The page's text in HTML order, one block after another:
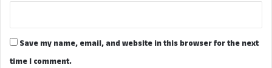
Save my name, email, and website in this browser for the next
time I comment.